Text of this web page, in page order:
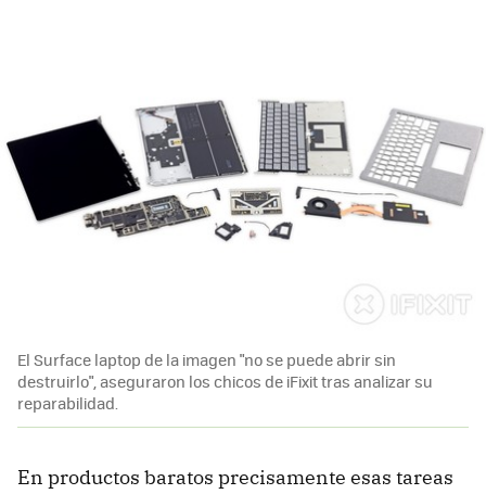
El Surface laptop de la imagen "no se puede abrir sin
destruirlo", aseguraron los chicos de iFixit tras analizar su
reparabilidad.
En productos baratos precisamente esas tareas